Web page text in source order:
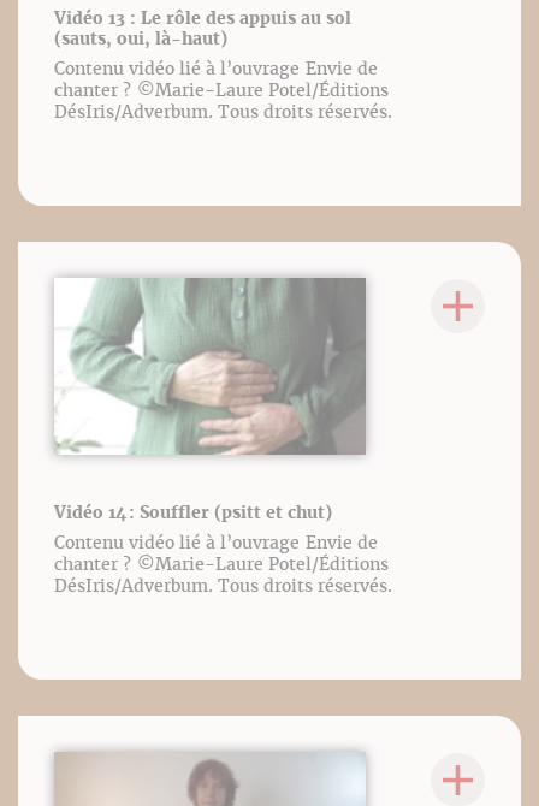
Vidéo 13 : Le rôle des appuis au sol
(sauts, oui, là-haut)
Contenu vidéo lié à l’ouvrage Envie de
chanter ? ©️Marie-Laure Potel/Éditions
DésIris/Adverbum. Tous droits réservés.
Vidéo 14 : Souffler (psitt et chut)
Contenu vidéo lié à l’ouvrage Envie de
chanter ? ©️Marie-Laure Potel/Éditions
DésIris/Adverbum. Tous droits réservés.